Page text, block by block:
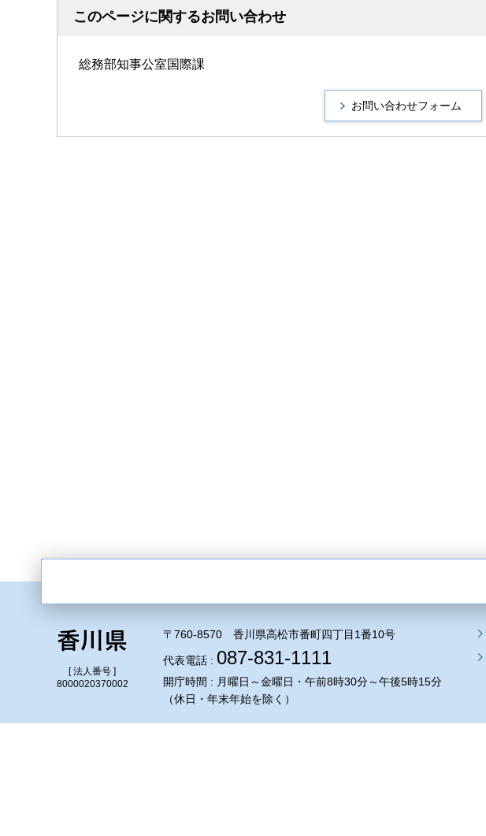
このページに関するお問い合わせ
総務部知事公室国際課
[ 法人番号 ]
8000020370002
〒760-8570 香川県高松市番町四丁目1番10号
代表電話 : 087-831-1111
開庁時間 : 月曜日～金曜日・午前8時30分～午後5時15分
（休日・年末年始を除く）